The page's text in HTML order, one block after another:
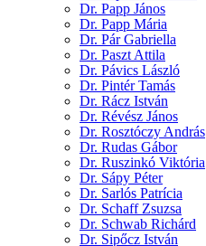
Dr. Papp János
Dr. Papp Mária
Dr. Pár Gabriella
Dr. Paszt Attila
Dr. Pávics László
Dr. Pintér Tamás
Dr. Rácz István
Dr. Révész János
Dr. Rosztóczy András
Dr. Rudas Gábor
Dr. Ruszinkó Viktória
Dr. Sápy Péter
Dr. Sarlós Patrícia
Dr. Schaff Zsuzsa
Dr. Schwab Richárd
Dr. Sipőcz István